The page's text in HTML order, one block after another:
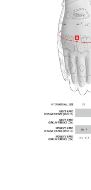
１．透過由恩沛科技股份有限
易，需依本服務之必要範圍內
權轉讓予恩沛科技股份有限公
２．關於個人資料處理事宜，
https://aftee.tw/terms/#terms3
３．未成年的使用者請事先徵
「AFTEE先享後付」，若未
４．使用「AFTEE先享後付
時審查核予不同之上限額度；
請求用戶進行身份認證。
５．嚴禁一人註冊多個帳號或
恩沛科技股份有限公司將有權
每筆NT$80，滿